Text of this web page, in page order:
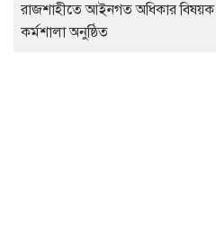
রাজশাহীতে আইনগত অধিকার বিষয়ক
কর্মশালা অনুষ্ঠিত